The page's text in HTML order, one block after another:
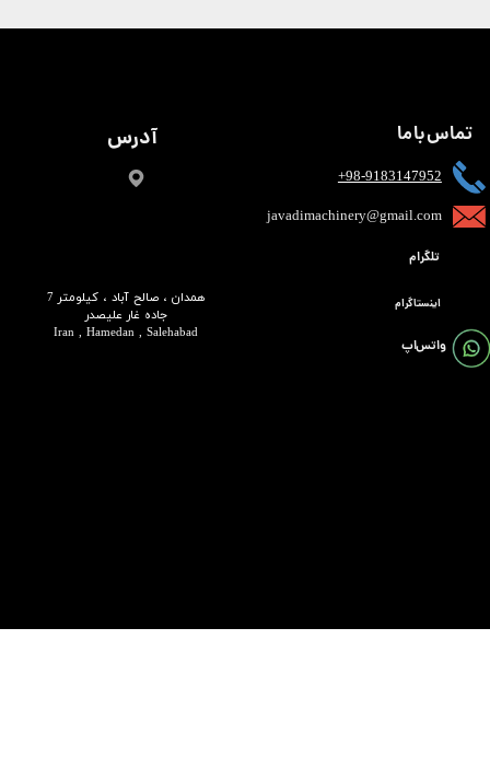
+98-9183147952
همدان ، صالح آباد ، کیلومتر 7
جاده غار علیصدر
Iran , Hamedan , Salehabad
آدرس تماس با ما
اینستاگرام
javadimachinery@gmail.com​​​​​​​​
تلگرام
واتس اپ